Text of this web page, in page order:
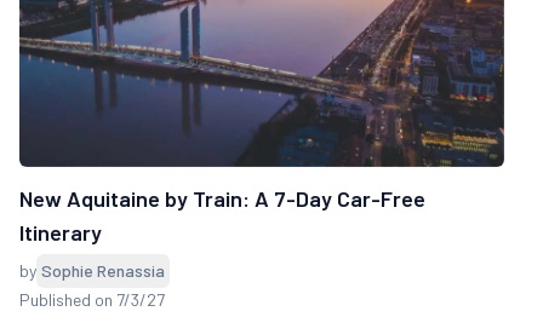
New Aquitaine by Train: A 7-Day Car-Free
Itinerary
by Sophie Renassia
Published on 7/3/27